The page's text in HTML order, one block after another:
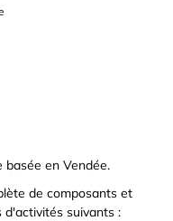
en Vendée.
de composants et
d'activités suivants :